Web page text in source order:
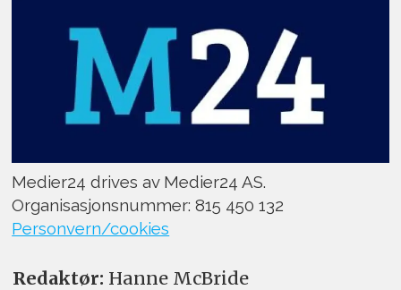
Medier24 drives av Medier24 AS.
Organisasjonsnummer: 815 450 132
Personvern/cookies
Redaktør: Hanne McBride